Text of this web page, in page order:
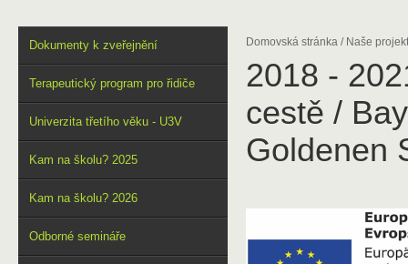
Dokumenty k zveřejnění
Terapeutický program pro řidiče
Univerzita třetího věku - U3V
Kam na školu? 2025
Kam na školu? 2026
Odborné semináře
Domovská stránka / Naše
2018 -
cestě /
Goldenen